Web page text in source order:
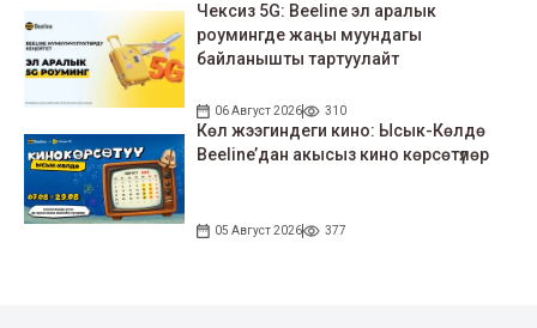
Чексиз 5G: Beeline эл аралык
роумингде жаңы муундагы
байланышты тартуулайт
06 Август 2026 310
Көл жээгиндеги кино: Ысык-Көлдө
Beeline’дан акысыз кино көрсөтүлөр
05 Август 2026 377